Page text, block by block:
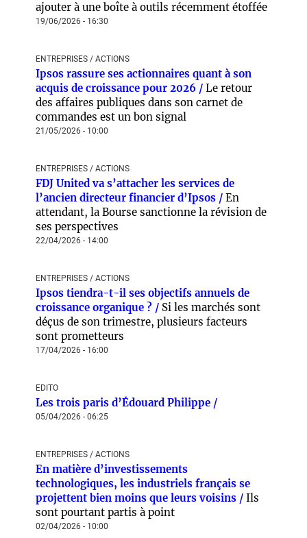
ajouter à une boîte à outils récemment étoffée
19/06/2026 - 16:30
ENTREPRISES / ACTIONS
Ipsos rassure ses actionnaires quant à son
acquis de croissance pour 2026 / Le retour
des affaires publiques dans son carnet de
commandes est un bon signal
21/05/2026 - 10:00
ENTREPRISES / ACTIONS
FDJ United va s’attacher les services de
l’ancien directeur financier d’Ipsos / En
attendant, la Bourse sanctionne la révision de
ses perspectives
22/04/2026 - 14:00
ENTREPRISES / ACTIONS
Ipsos tiendra-t-il ses objectifs annuels de
croissance organique ? / Si les marchés sont
déçus de son trimestre, plusieurs facteurs
sont prometteurs
17/04/2026 - 16:00
EDITO
Les trois paris d’Édouard Philippe /
05/04/2026 - 06:25
ENTREPRISES / ACTIONS
En matière d’investissements
technologiques, les industriels français se
projettent bien moins que leurs voisins / Ils
sont pourtant partis à point
02/04/2026 - 10:00